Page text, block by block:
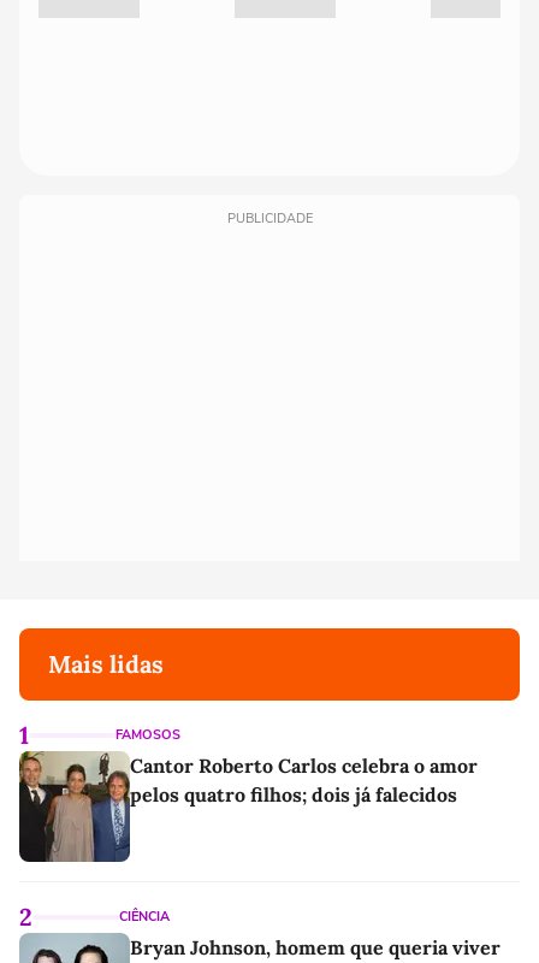
PUBLICIDADE
Mais lidas
1 FAMOSOS
Cantor Roberto Carlos celebra o amor
pelos quatro filhos; dois já falecidos
2 CIÊNCIA
Bryan Johnson, homem que queria viver